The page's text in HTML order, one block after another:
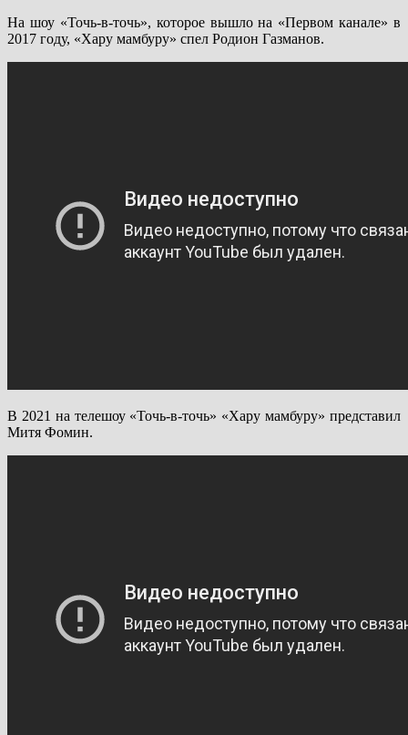
На шоу «Точь-в-точь», которое вышло на «Первом канале» в
2017 году, «Хару мамбуру» спел Родион Газманов.
В 2021 на телешоу «Точь-в-точь» «Хару мамбуру» представил
Митя Фомин.